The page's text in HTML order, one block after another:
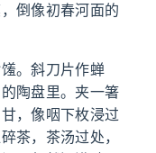
倒像初春河面的
。斜刀片作蝉
陶盘里。夹一箸
，像咽下枚浸过
茶，茶汤过处，